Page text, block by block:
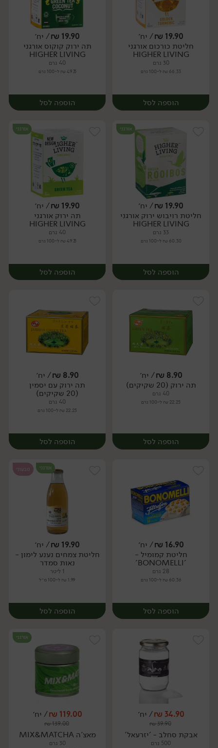
יח׳ יח׳
19.90
₪/ יח׳
חליטת כורכום אורגני
HIGHER LIVING
30 גרם
66.33 ₪ ל-100 גרם
הוספה לסל
יח׳
19.90
₪/ יח׳
תה ירוק קוקוס אורגני
HIGHER LIVING
40 גרם
49.75 ₪ ל-100 גרם
הוספה לסל
יח׳
אורגני
19.90
₪/ יח׳
חליטת רויבוש ירוק אורגני
HIGHER LIVING
33 גרם
60.30 ₪ ל-100 גרם
הוספה לסל
יח׳
אורגני
19.90
₪/ יח׳
תה ירוק אורגני
HIGHER LIVING
40 גרם
49.75 ₪ ל-100 גרם
הוספה לסל
יח׳
8.90
₪/ יח׳
תה ירוק (20 שקיקים)
40 גרם
22.25 ₪ ל-100 גרם
הוספה לסל
יח׳
8.90
₪/ יח׳
תה ירוק עם יסמין
(20 שקיקים)
40 גרם
22.25 ₪ ל-100 גרם
הוספה לסל
יח׳
16.90
₪/ יח׳
חליטת קמומיל -
'BONOMELLI'
28 גרם
60.36 ₪ ל-100 גרם
הוספה לסל
יח׳
אורגני טבעוני
19.90
₪/ יח׳
חליטת צמחים נענע לימון -
נאות סמדר
1 ליטר
1.99 ₪ ל-100 מ״ל
הוספה לסל
יח׳
34.90
₪/ יח׳
39.90
₪
אבקת סחלב - 'יזרעאל'
500 גרם
אורגני
119.00
₪/ יח׳
139.00
₪
מאצ'ה MIX&MATCHA
30 גרם